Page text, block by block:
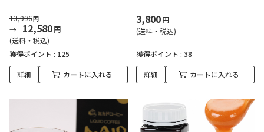
13,996円
12,580円
(送料・税込)
獲得ポイント : 125
詳細 カートに入れる
3,800円
(送料・税込)
獲得ポイント : 38
詳細 カートに入れる